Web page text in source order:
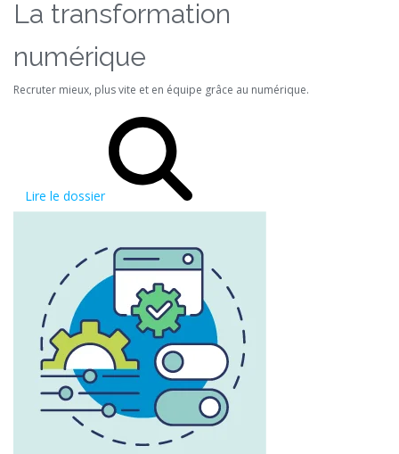
La transformation
numérique
Recruter mieux, plus vite et en équipe grâce au numérique.
Lire le dossier